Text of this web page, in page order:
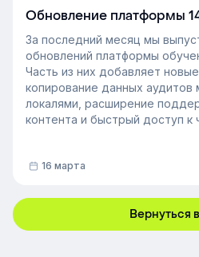
Обновление платформы
За последний месяц мы
обновлений платформы
Часть из них добавляет
копирование данных
локалями, расширение
контента и быстрый доступ к
доступов, добавили
платформы.
16 марта
Вернуться